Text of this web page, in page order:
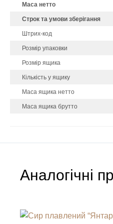
Маса нетто
Строк та умови зберігання
Штрих-код
Розмір упаковки
Розмір ящика
Кількість у ящику
Маса ящика нетто
Маса ящика брутто
Аналогічні